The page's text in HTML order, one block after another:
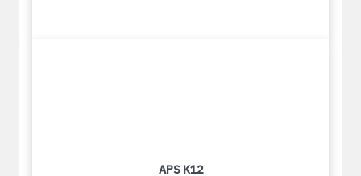
APS K12